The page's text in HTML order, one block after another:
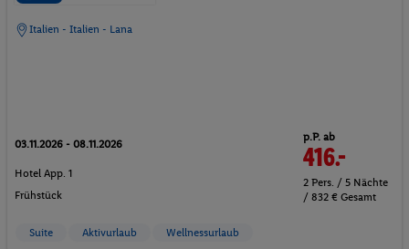
Italien - Italien - Lana
03.11.2026 - 08.11.2026
Hotel App. 1
Frühstück
p.P. ab
416.-
2 Pers. / 5 Nächte
/ 832 € Gesamt
Suite Aktivurlaub Wellnessurlaub